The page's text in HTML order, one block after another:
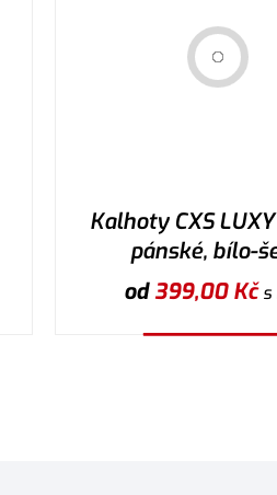
Kalhoty CXS LUXY
pánské, bílo-
od399,00Kčs